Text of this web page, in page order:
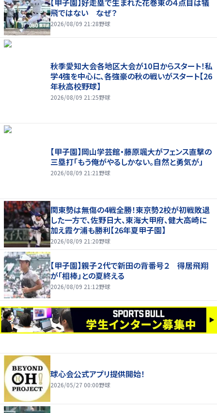
【甲子園】好走塁で生まれた花巻東の４点目は犠
飛ではない なぜ？
2026/08/09 21:28野球
秋季愛知大会各地区大会が10日からスタート！私
学4強を中心に、各強豪の秋の戦いがスタート【26
年秋高校野球】
2026/08/09 21:25野球
【甲子園】岡山学芸館・藤原颯大がフェンス直撃の
三塁打「もう俺がやるしかない。自然と勇気が」
2026/08/09 21:21 野球
関東勢は無傷の4戦全勝！東京勢2校が初戦敗退
した一方で、佐野日大、東海大甲府、健大高崎に
加え霞ケ浦も勝利【26年夏甲子園】
2026/08/09 21:20野球
【甲子園】親子２代で新田の背番号２ 得居飛翔
が「相棒」との夏終える
2026/08/09 21:12野球
球心会公式アプリ提供開始！
2026/05/27 00:00野球